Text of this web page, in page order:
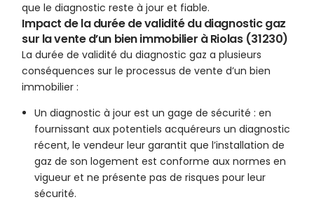
que le diagnostic reste à jour et fiable.
Impact de la durée de validité du diagnostic gaz
sur la vente d’un bien immobilier à Riolas (31230)
La durée de validité du diagnostic gaz a plusieurs
conséquences sur le processus de vente d’un bien
immobilier :
Un diagnostic à jour est un gage de sécurité : en
fournissant aux potentiels acquéreurs un diagnostic
récent, le vendeur leur garantit que l’installation de
gaz de son logement est conforme aux normes en
vigueur et ne présente pas de risques pour leur
sécurité.